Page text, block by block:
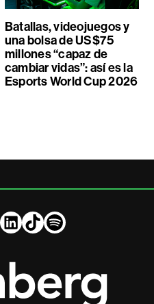
Batallas, videojuegos y
una bolsa de US$75
millones “capaz de
cambiar vidas”: así es la
Esports World Cup 2026